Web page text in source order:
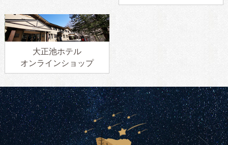
大正池ホテル
オンラインショップ